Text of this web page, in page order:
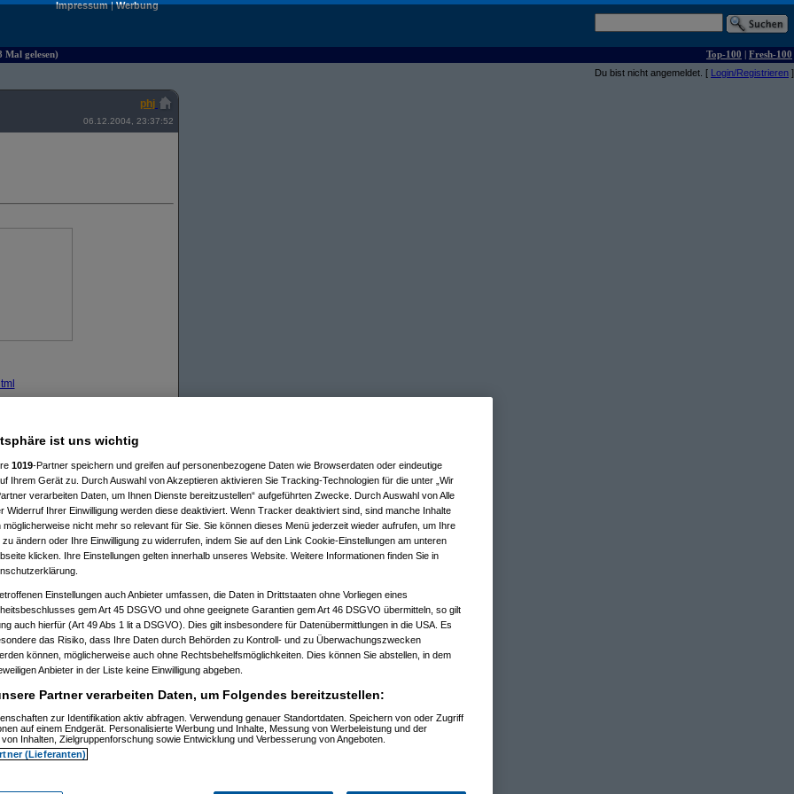
Impressum|Werbung
Mal gelesen) Top-100 | Fresh-100
Du bist nicht angemeldet. [ Login/Registrieren ]
phj
06.12.2004, 23:37:52
ist uns wichtig
1019-Partner speichern und greifen auf personenbezogene Daten wie Browserdaten oder eindeutige
Ihrem Gerät zu. Durch Auswahl von Akzeptieren aktivieren Sie Tracking-Technologien für die unter „Wir
verarbeiten Daten, um Ihnen Dienste bereitzustellen“ aufgeführten Zwecke. Durch Auswahl von Alle
Widerruf Ihrer Einwilligung werden diese deaktiviert. Wenn Tracker deaktiviert sind, sind manche Inhalte
möglicherweise nicht mehr so relevant für Sie. Sie können dieses Menü jederzeit wieder aufrufen, um Ihre
zu ändern oder Ihre Einwilligung zu widerrufen, indem Sie auf den Link Cookie-Einstellungen am unteren
klicken. Ihre Einstellungen gelten innerhalb unseres Website. Weitere Informationen finden Sie in
Einstellungen auch Anbieter umfassen, die Daten in Drittstaaten ohne Vorliegen eines
gem Art 45 DSGVO und ohne geeignete Garantien gem Art 46 DSGVO übermitteln, so gilt
auch hierfür (Art 49 Abs 1 lit a DSGVO). Dies gilt insbesondere für Datenübermittlungen in die USA. Es
das Risiko, dass Ihre Daten durch Behörden zu Kontroll- und zu Überwachungszwecken
können, möglicherweise auch ohne Rechtsbehelfsmöglichkeiten. Dies können Sie abstellen, in dem
Anbieter in der Liste keine Einwilligung abgeben.
Partner verarbeiten Daten, um Folgendes bereitzustellen:
zur Identifikation aktiv abfragen. Verwendung genauer Standortdaten. Speichern von oder Zugriff
auf einem Endgerät. Personalisierte Werbung und Inhalte, Messung von Werbeleistung und der
Inhalten, Zielgruppenforschung sowie Entwicklung und Verbesserung von Angeboten.
(Lieferanten)